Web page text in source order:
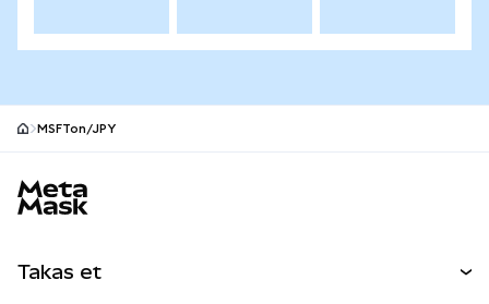
MSFTon/JPY
Takas et